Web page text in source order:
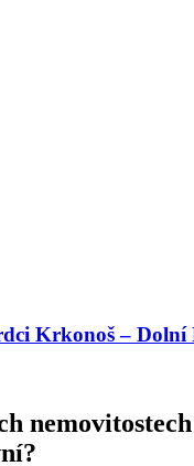
Krkonoš – Dolní